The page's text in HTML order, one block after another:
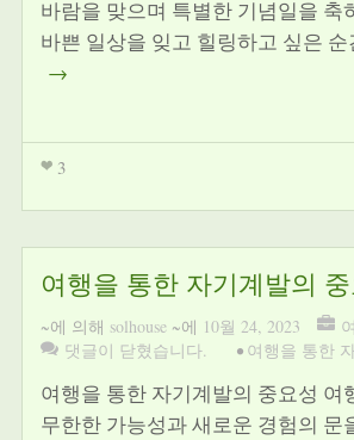
바람을 맞으며 특별한 기념일을 축
바쁜 일상을 잊고 힐링하고 싶은
→
3
여행을 통한 자기계발의
~에 의해 solhouse ~에 10월 24, 2023
댓글이 닫혔습니다.
• 여행을 통한
여행을 통한 자기계발의 중요성 여
무한한 가능성과 새로운 경험의 문